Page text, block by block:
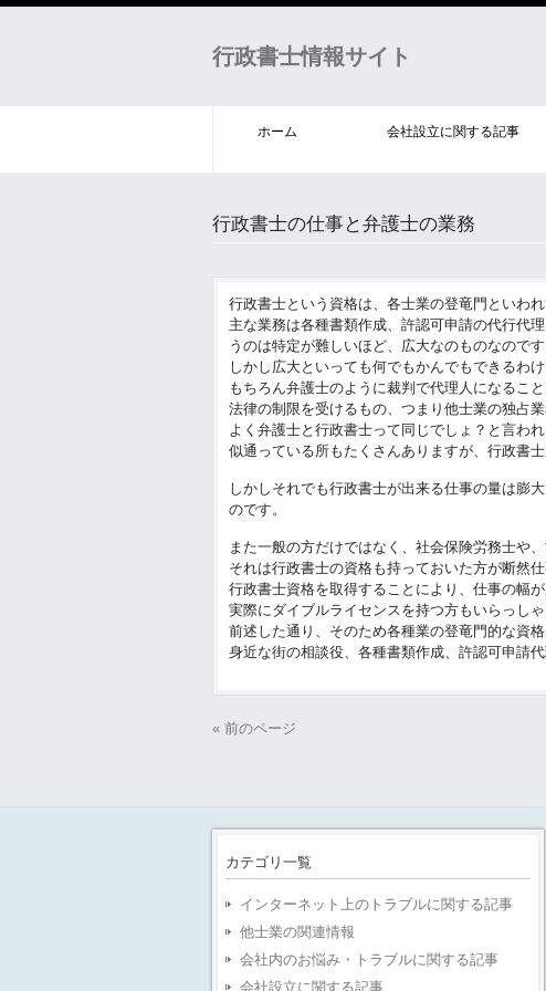
行政書士情報サイト
ホーム 会社設立に関する記事
行政書士の仕事と弁護士の業務
行政書士という資格は、各士業の登竜門といわれ
主な業務は各種書類作成、許認可申請の代行代
うのは特定が難しいほど、広大なのものなのです
しかし広大といっても何でもかんでもできるわけ
もちろん弁護士のように裁判で代理人になるこ
法律の制限を受けるもの、つまり他士業の独占
よく弁護士と行政書士って同じでしょ？と言わ
似通っている所もたくさんありますが、行政書
しかしそれでも行政書士が出来る仕事の量は膨
のです。
また一般の方だけではなく、社会保険労務士や
それは行政書士の資格も持っておいた方が断然
行政書士資格を取得することにより、仕事の幅
実際にダイブルライセンスを持つ方もいらっしゃ
前述した通り、そのため各種業の登竜門的な資
身近な街の相談役、各種書類作成、許認可申請
« 前のページ
カテゴリ一覧
インターネット上のトラブルに関する記事
他士業の関連情報
会社内のお悩み・トラブルに関する記事
会社設立に関する記事